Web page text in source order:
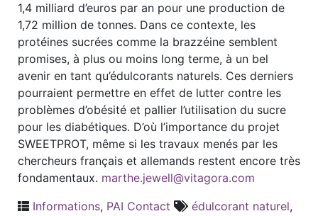
1,4 milliard d’euros par an pour une production de
1,72 million de tonnes. Dans ce contexte, les
protéines sucrées comme la brazzéine semblent
promises, à plus ou moins long terme, à un bel
avenir en tant qu’édulcorants naturels. Ces derniers
pourraient permettre en effet de lutter contre les
problèmes d’obésité et pallier l’utilisation du sucre
pour les diabétiques. D’où l’importance du projet
SWEETPROT, même si les travaux menés par les
chercheurs français et allemands restent encore très
fondamentaux. marthe.jewell@vitagora.com
Informations, PAI Contact édulcorant naturel,